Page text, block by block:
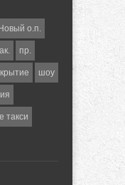
Новый о.п.
пр.
шоу
такси